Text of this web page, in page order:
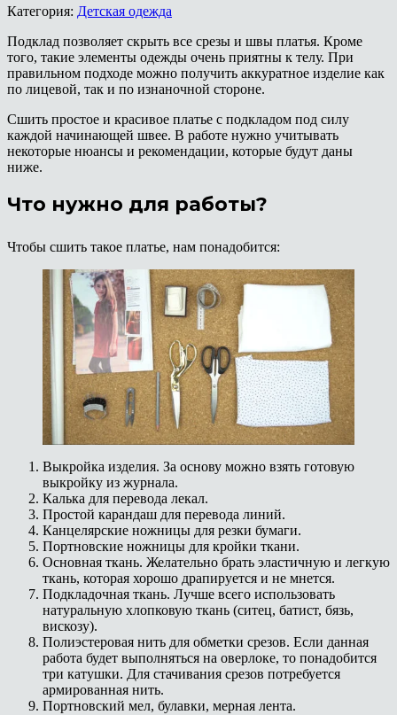
Категория: Детская одежда
Подклад позволяет скрыть все срезы и швы платья. Кроме
того, такие элементы одежды очень приятны к телу. При
правильном подходе можно получить аккуратное изделие как
по лицевой, так и по изнаночной стороне.
Сшить простое и красивое платье с подкладом под силу
каждой начинающей швее. В работе нужно учитывать
некоторые нюансы и рекомендации, которые будут даны
ниже.
Что нужно для работы?
Чтобы сшить такое платье, нам понадобится:
Выкройка изделия. За основу можно взять готовую
выкройку из журнала.
Калька для перевода лекал.
Простой карандаш для перевода линий.
Канцелярские ножницы для резки бумаги.
Портновские ножницы для кройки ткани.
Основная ткань. Желательно брать эластичную и легкую
ткань, которая хорошо драпируется и не мнется.
Подкладочная ткань. Лучше всего использовать
натуральную хлопковую ткань (ситец, батист, бязь,
вискозу).
Полиэстеровая нить для обметки срезов. Если данная
работа будет выполняться на оверлоке, то понадобится
три катушки. Для стачивания срезов потребуется
армированная нить.
Портновский мел, булавки, мерная лента.